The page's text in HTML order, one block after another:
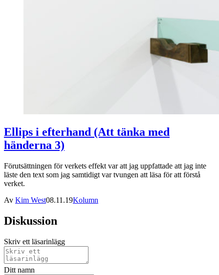
Ellips i efterhand (Att tänka med
händerna 3)
Förutsättningen för verkets effekt var att jag uppfattade att jag inte
läste den text som jag samtidigt var tvungen att läsa för att förstå
verket.
Av Kim West08.11.19Kolumn
Diskussion
Skriv ett läsarinlägg
Ditt namn